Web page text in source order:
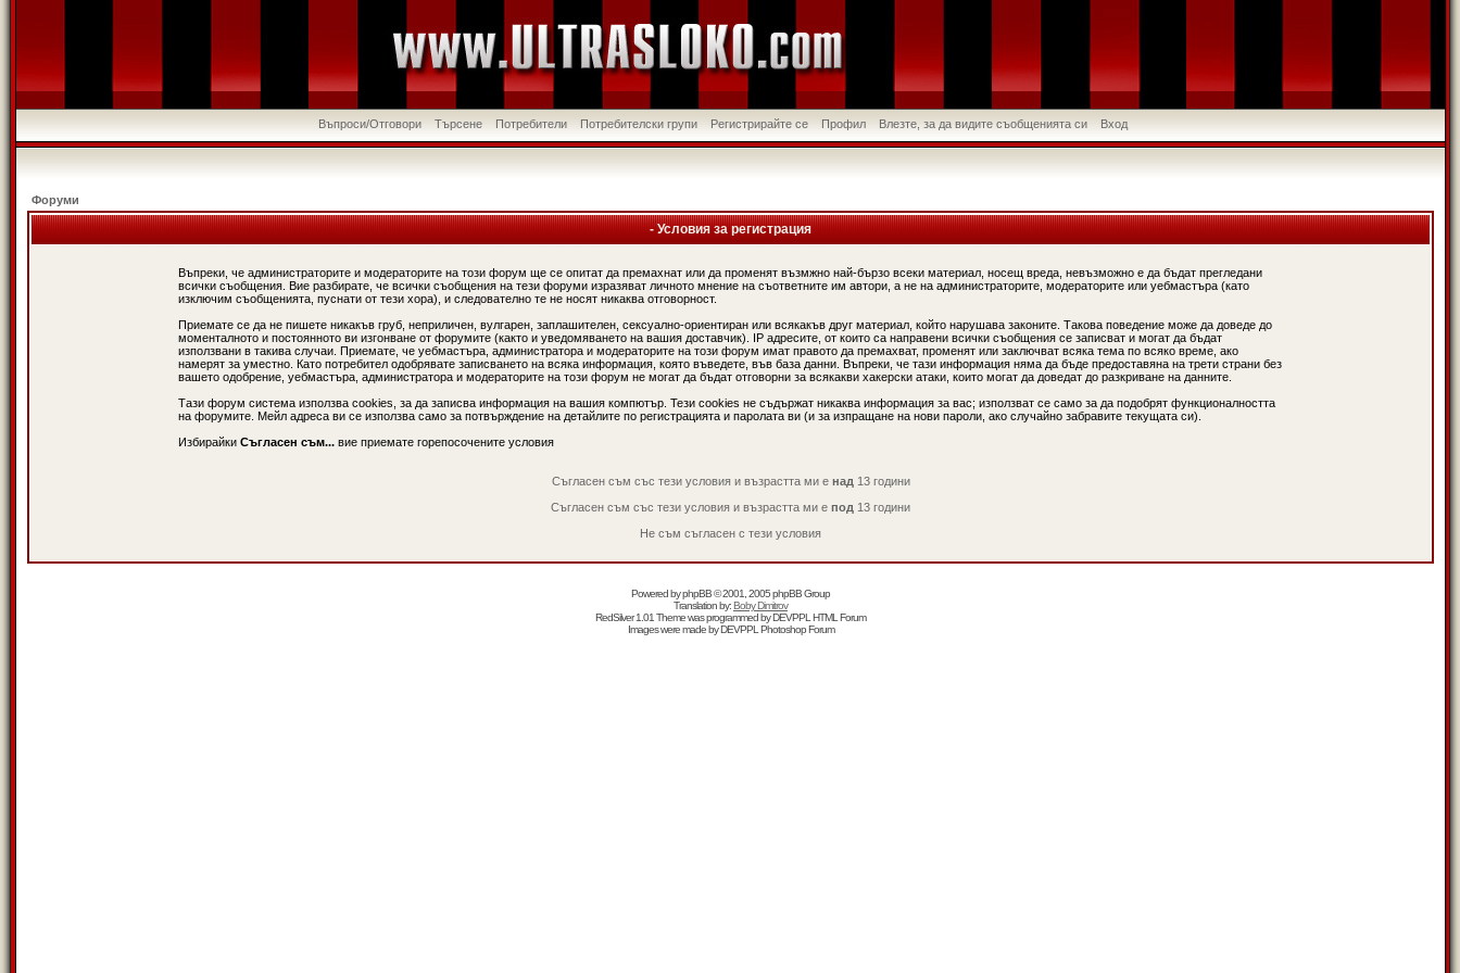
Въпроси/Отговори Търсене Потребители Потребителски групи Регистрирайте се Профил Влезте, за да видите съобщенията си Вход
Форуми
- Условия за регистрация
Въпреки, че администраторите и модераторите на този форум ще се опитат да премахнат или да променят възмжно най-бързо всеки материал, носещ вреда, невъзможно е да бъдат прегледани
всички съобщения. Вие разбирате, че всички съобщения на тези форуми изразяват личното мнение на съответните им автори, а не на администраторите, модераторите или уебмастъра (като
изключим съобщенията, пуснати от тези хора), и следователно те не носят никаква отговорност.
Приемате се да не пишете никакъв груб, неприличен, вулгарен, заплашителен, сексуално-ориентиран или всякакъв друг материал, който нарушава законите. Такова поведение може да доведе до
моменталното и постоянното ви изгонване от форумите (както и уведомяването на вашия доставчик). IP адресите, от които са направени всички съобщения се записват и могат да бъдат
използвани в такива случаи. Приемате, че уебмастъра, администратора и модераторите на този форум имат правото да премахват, променят или заключват всяка тема по всяко време, ако
намерят за уместно. Като потребител одобрявате записването на всяка информация, която въведете, във база данни. Въпреки, че тази информация няма да бъде предоставяна на трети страни без
вашето одобрение, уебмастъра, администратора и модераторите на този форум не могат да бъдат отговорни за всякакви хакерски атаки, които могат да доведат до разкриване на данните.
Тази форум система използва cookies, за да записва информация на вашия компютър. Тези cookies не съдържат никаква информация за вас; използват се само за да подобрят функционалността
на форумите. Мейл адреса ви се използва само за потвърждение на детайлите по регистрацията и паролата ви (и за изпращане на нови пароли, ако случайно забравите текущата си).
Избирайки Съгласен съм...вие приемате горепосочените условия
Съгласен съм със тези условия и възрастта ми е над 13 години
Съгласен съм със тези условия и възрастта ми е под 13 години
Не съм съгласен с тези условия
Powered byphpBB© 2001, 2005 phpBB Group
Translation by:Boby Dimitrov
RedSilver 1.01 Theme was programmed byDEVPPL HTML Forum
Images were made byDEVPPL Photoshop Forum